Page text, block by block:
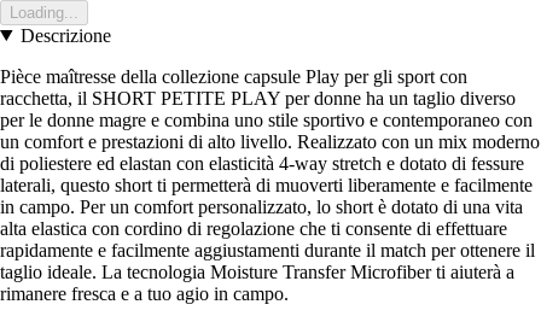
Loading...
Descrizione
Pièce maîtresse della collezione capsule Play per gli sport con
racchetta, il SHORT PETITE PLAY per donne ha un taglio diverso
per le donne magre e combina uno stile sportivo e contemporaneo con
un comfort e prestazioni di alto livello. Realizzato con un mix moderno
di poliestere ed elastan con elasticità 4-way stretch e dotato di fessure
laterali, questo short ti permetterà di muoverti liberamente e facilmente
in campo. Per un comfort personalizzato, lo short è dotato di una vita
alta elastica con cordino di regolazione che ti consente di effettuare
rapidamente e facilmente aggiustamenti durante il match per ottenere il
taglio ideale. La tecnologia Moisture Transfer Microfiber ti aiuterà a
rimanere fresca e a tuo agio in campo.